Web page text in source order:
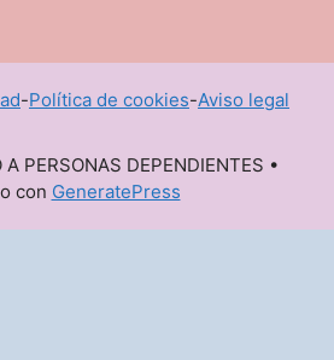
-Política de cookies-Aviso legal
PERSONAS DEPENDIENTES •
con GeneratePress